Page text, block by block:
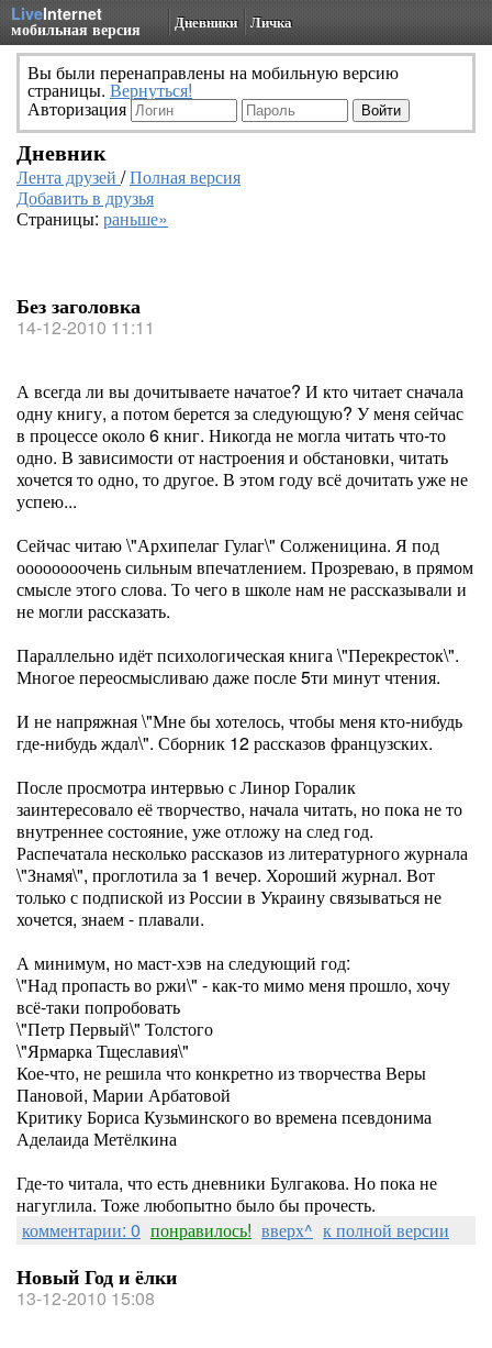
LiveInternet
мобильная версия Дневники Личка
Вы были перенаправлены на мобильную версию
страницы. Вернуться!
Авторизация
Дневник
Лента друзей /Полная версия
Добавить в друзья
Страницы: раньше»
Без заголовка
14-12-2010 11:11
А всегда ли вы дочитываете начатое? И кто читает сначала
одну книгу, а потом берется за следующую? У меня сейчас
в процессе около 6 книг. Никогда не могла читать что-то
одно. В зависимости от настроения и обстановки, читать
хочется то одно, то другое. В этом году всё дочитать уже не
успею...
Сейчас читаю \"Архипелаг Гулаг\" Солженицина. Я под
оооооооочень сильным впечатлением. Прозреваю, в прямом
смысле этого слова. То чего в школе нам не рассказывали и
не могли рассказать.
Параллельно идёт психологическая книга \"Перекресток\".
Многое переосмысливаю даже после 5ти минут чтения.
И не напряжная \"Мне бы хотелось, чтобы меня кто-нибудь
где-нибудь ждал\". Сборник 12 рассказов французских.
После просмотра интервью с Линор Горалик
заинтересовало её творчество, начала читать, но пока не то
внутреннее состояние, уже отложу на след год.
Распечатала несколько рассказов из литературного журнала
\"Знамя\", проглотила за 1 вечер. Хороший журнал. Вот
только с подпиской из России в Украину связываться не
хочется, знаем - плавали.
А минимум, но маст-хэв на следующий год:
\"Над пропасть во ржи\" - как-то мимо меня прошло, хочу
всё-таки попробовать
\"Петр Первый\" Толстого
\"Ярмарка Тщеславия\"
Кое-что, не решила что конкретно из творчества Веры
Пановой, Марии Арбатовой
Критику Бориса Кузьминского во времена псевдонима
Аделаида Метёлкина
Где-то читала, что есть дневники Булгакова. Но пока не
нагуглила. Тоже любопытно было бы прочесть.
комментарии: 0 понравилось! вверх^ к полной версии
Новый Год и ёлки
13-12-2010 15:08